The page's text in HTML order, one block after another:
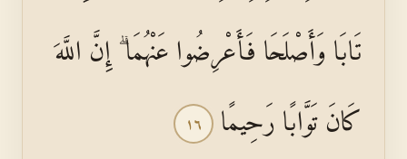
تَابَا وَأَصْلَحَا فَأَعْرِضُوا عَنْهُمَا ۗ إِنَّ اللَّهَ
كَانَ تَوَّابًا رَحِيمًا ١٦